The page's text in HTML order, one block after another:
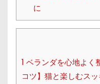
に
1 ベランダを心地よく
コツ】猫と楽しむス